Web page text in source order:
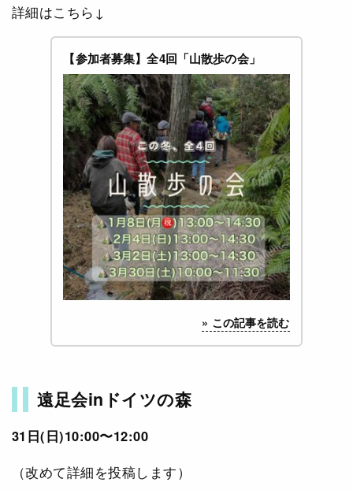
詳細はこちら↓
遠足会inドイツの森
31日(日)10:00〜12:00
（改めて詳細を投稿します）